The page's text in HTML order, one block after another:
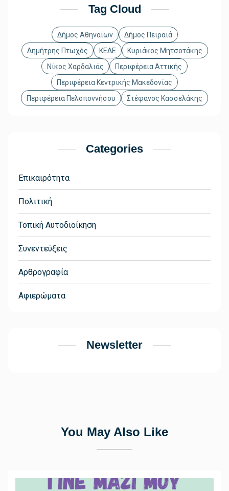
Tag Cloud
Δήμος Αθηναίων
Δήμος Πειραιά
Δημήτρης Πτωχός
ΚΕΔΕ
Κυριάκος Μητσοτάκης
Νίκος Χαρδαλιάς
Περιφέρεια Αττικής
Περιφέρεια Κεντρικής Μακεδονίας
Περιφέρεια Πελοποννήσου
Στέφανος Κασσελάκης
Categories
Επικαιρότητα
Πολιτική
Τοπική Αυτοδιοίκηση
Συνεντεύξεις
Αρθρογραφία
Αφιερώματα
Newsletter
You May Also Like